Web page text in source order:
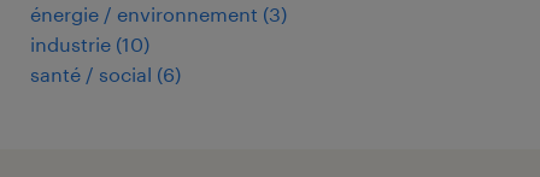
énergie / environnement (3)
industrie (10)
santé / social (6)